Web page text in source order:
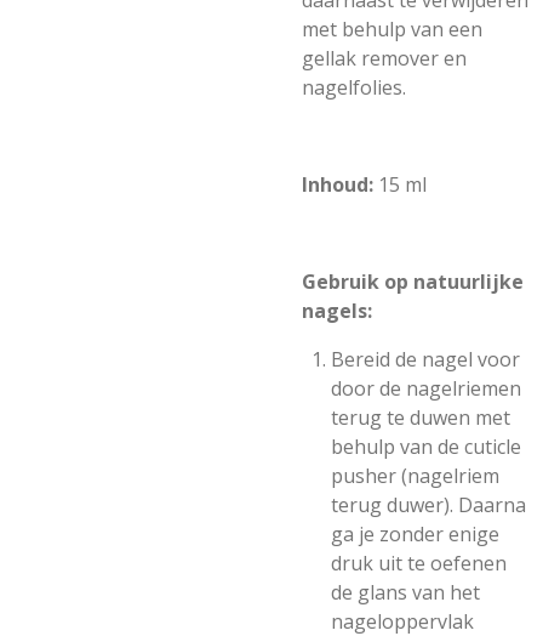
met behulp van een
gellak remover en
nagelfolies.
Inhoud: 15 ml
Gebruik op natuurlijke
nagels:
Bereid de nagel voor
door de nagelriemen
terug te duwen met
behulp van de cuticle
pusher (nagelriem
terug duwer). Daarna
ga je zonder enige
druk uit te oefenen
de glans van het
nageloppervlak